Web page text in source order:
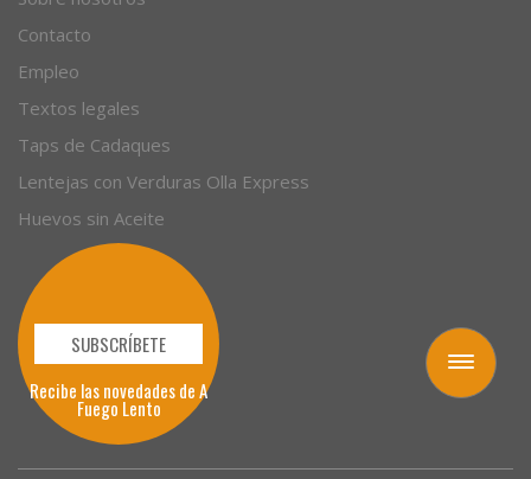
Toggle
navigation
Empresas
Sobre nosotros
Contacto
Empleo
Textos legales
Taps de Cadaques
Lentejas con Verduras Olla Express
Huevos sin Aceite
SUBSCRÍBETE
Recibe las novedades de A